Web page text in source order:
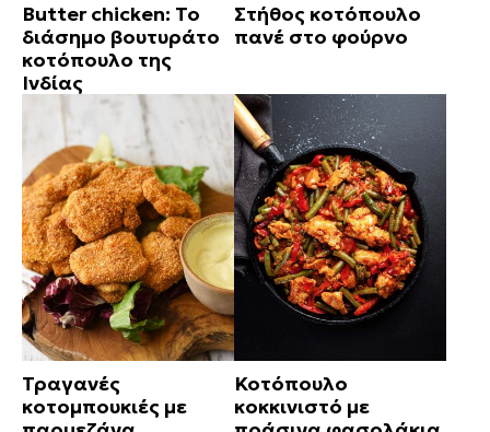
Butter chicken: Το
διάσημο βουτυράτο
κοτόπουλο της
Ινδίας
Στήθος κοτόπουλο
πανέ στο φούρνο
Τραγανές
κοτομπουκιές με
Κοτόπουλο
κοκκινιστό με